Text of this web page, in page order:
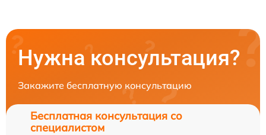
Нужна консультация?
Закажите бесплатную консультацию
Бесплатная консультация со
специалистом